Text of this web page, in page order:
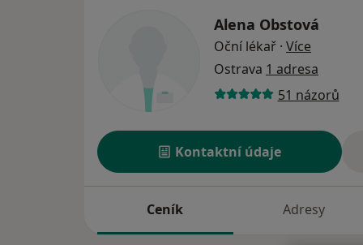
Alena Obstová
Oční lékař · Více
Ostrava 1 adresa
51 názorů
Kontaktní údaje
Ceník Adresy